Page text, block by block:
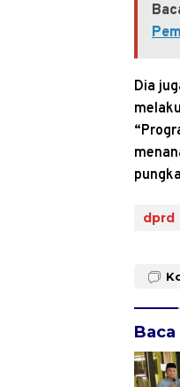
Dia
dprd
Baca